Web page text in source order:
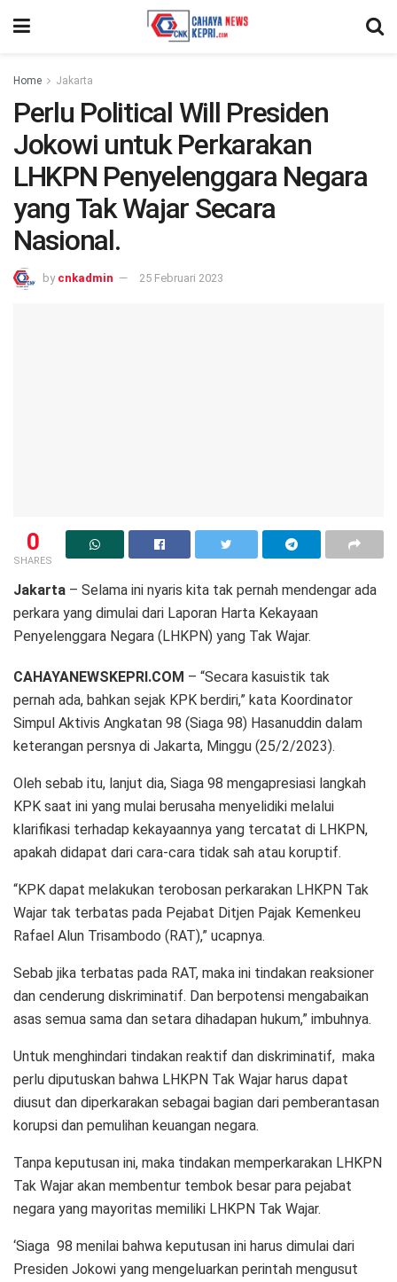
Home Jakarta
Perlu Political Will Presiden
Jokowi untuk Perkarakan
LHKPN Penyelenggara Negara
yang Tak Wajar Secara
Nasional.
by cnkadmin 25 Februari 2023
0
SHARES
Jakarta – Selama ini nyaris kita tak pernah mendengar ada
perkara yang dimulai dari Laporan Harta Kekayaan
Penyelenggara Negara (LHKPN) yang Tak Wajar.
CAHAYANEWSKEPRI.COM – “Secara kasuistik tak
pernah ada, bahkan sejak KPK berdiri,” kata Koordinator
Simpul Aktivis Angkatan 98 (Siaga 98) Hasanuddin dalam
keterangan persnya di Jakarta, Minggu (25/2/2023).
Oleh sebab itu, lanjut dia, Siaga 98 mengapresiasi langkah
KPK saat ini yang mulai berusaha menyelidiki melalui
klarifikasi terhadap kekayaannya yang tercatat di LHKPN,
apakah didapat dari cara-cara tidak sah atau koruptif.
“KPK dapat melakukan terobosan perkarakan LHKPN Tak
Wajar tak terbatas pada Pejabat Ditjen Pajak Kemenkeu
Rafael Alun Trisambodo (RAT),” ucapnya.
Sebab jika terbatas pada RAT, maka ini tindakan reaksioner
dan cenderung diskriminatif. Dan berpotensi mengabaikan
asas semua sama dan setara dihadapan hukum,” imbuhnya.
Untuk menghindari tindakan reaktif dan diskriminatif, maka
perlu diputuskan bahwa LHKPN Tak Wajar harus dapat
diusut dan diperkarakan sebagai bagian dari pemberantasan
korupsi dan pemulihan keuangan negara.
Tanpa keputusan ini, maka tindakan memperkarakan LHKPN
Tak Wajar akan membentur tembok besar para pejabat
negara yang mayoritas memiliki LHKPN Tak Wajar.
‘Siaga 98 menilai bahwa keputusan ini harus dimulai dari
Presiden Jokowi yang mengeluarkan perintah mengusut